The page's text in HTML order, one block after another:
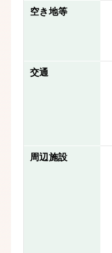
空き地等
交通
周辺施設